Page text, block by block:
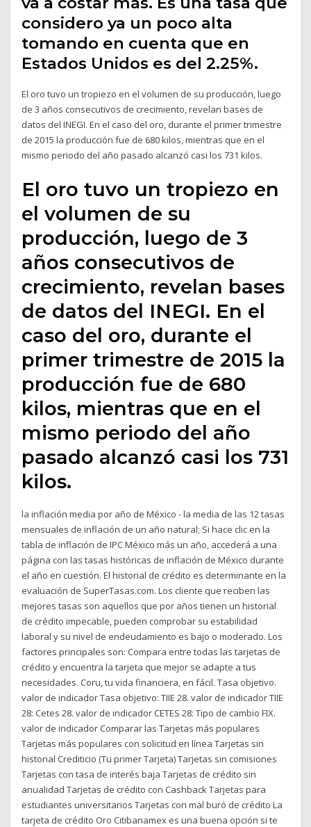
considero ya un poco alta
tomando en cuenta que en
Estados Unidos es del 2.25%.
El oro tuvo un tropiezo en el volumen de su producción, luego
de 3 años consecutivos de crecimiento, revelan bases de
datos del INEGI. En el caso del oro, durante el primer trimestre
de 2015 la producción fue de 680 kilos, mientras que en el
mismo periodo del año pasado alcanzó casi los 731 kilos.
El oro tuvo un tropiezo en
el volumen de su
producción, luego de 3
años consecutivos de
crecimiento, revelan bases
de datos del INEGI. En el
caso del oro, durante el
primer trimestre de 2015 la
producción fue de 680
kilos, mientras que en el
mismo periodo del año
pasado alcanzó casi los 731
kilos.
la inflación media por año de México - la media de las 12 tasas
mensuales de inflación de un año natural; Si hace clic en la
tabla de inflación de IPC México más un año, accederá a una
página con las tasas históricas de inflación de México durante
el año en cuestión. El historial de crédito es determinante en la
evaluación de SuperTasas.com. Los cliente que reciben las
mejores tasas son aquellos que por años tienen un historial
de crédito impecable, pueden comprobar su estabilidad
laboral y su nivel de endeudamiento es bajo o moderado. Los
factores principales son: Compara entre todas las tarjetas de
crédito y encuentra la tarjeta que mejor se adapte a tus
necesidades. Coru, tu vida financiera, en fácil. Tasa objetivo.
valor de indicador Tasa objetivo: TIIE 28. valor de indicador TIIE
28: Cetes 28. valor de indicador CETES 28: Tipo de cambio FIX.
valor de indicador Comparar las Tarjetas más populares
Tarjetas más populares con solicitud en línea Tarjetas sin
historial Crediticio (Tu primer Tarjeta) Tarjetas sin comisiones
Tarjetas con tasa de interés baja Tarjetas de crédito sin
anualidad Tarjetas de crédito con Cashback Tarjetas para
estudiantes universitarios Tarjetas con mal buró de crédito La
tarjeta de crédito Oro Citibanamex es una buena opción si te